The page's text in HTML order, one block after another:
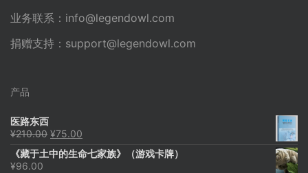
业务联系： info@legendowl.com
捐赠支持： support@legendowl.com
产品
医路东西
¥210.00 原
为：
¥75.00
价
《藏于土中的生命七家族》（游戏卡牌）
¥96.00